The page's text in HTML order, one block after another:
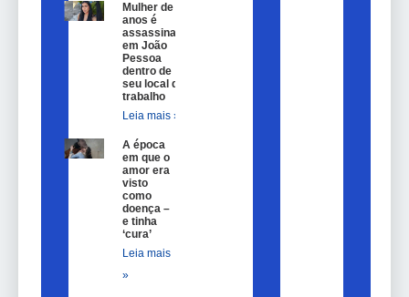
Mulher de 25
anos é
assassinada
em João
Pessoa
dentro de
seu local de
trabalho
Leia mais »
A época
em que o
amor era
visto
como
doença –
e tinha
‘cura’
Leia mais
»